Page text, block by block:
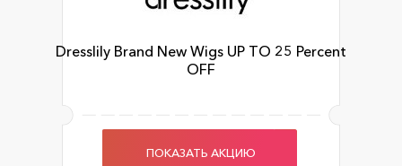
Dresslily Brand New Wigs UP TO 25 Percent
OFF
ПОКАЗАТЬ АКЦИЮ